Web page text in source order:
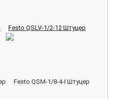
Festo QSLV-1/2-12 Штуцер